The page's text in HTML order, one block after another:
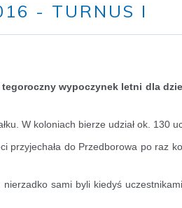
- TURNUS I
wypoczynek letni dla
W koloniach bierze udział ok. 130
do Przedborowa po raz
sami byli kiedyś